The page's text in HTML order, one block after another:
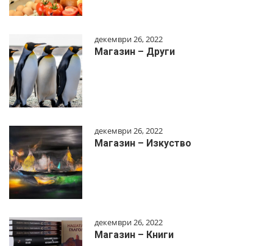
декември 26, 2022
Магазин – Други
декември 26, 2022
Магазин – Изкуство
декември 26, 2022
Магазин – Книги